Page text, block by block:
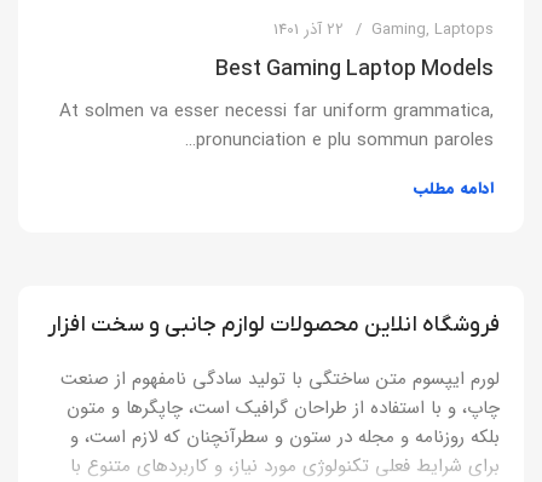
Gaming, Laptops 22 آذر 1401
Best Gaming Laptop Models
At solmen va esser necessi far uniform grammatica,
pronunciation e plu sommun paroles…
ادامه مطلب
فروشگاه انلاین محصولات لوازم جانبی و سخت افزار
لورم ایپسوم متن ساختگی با تولید سادگی نامفهوم از صنعت
چاپ، و با استفاده از طراحان گرافیک است، چاپگرها و متون
بلکه روزنامه و مجله در ستون و سطرآنچنان که لازم است، و
برای شرایط فعلی تکنولوژی مورد نیاز، و کاربردهای متنوع با